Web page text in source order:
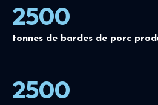
2500
tonnes de bardes de porc
2500